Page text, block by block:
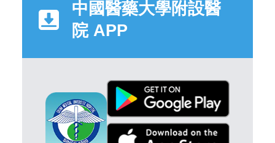
中國醫藥大學附設醫
院 APP